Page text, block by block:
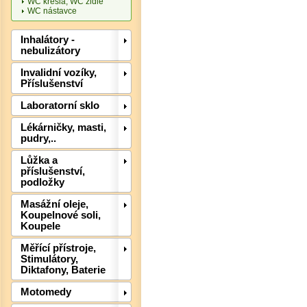
WC nástavce
Inhalátory -
nebulizátory
Invalidní vozíky,
Příslušenství
Laboratorní sklo
Lékárničky, masti,
pudry,..
Lůžka a
příslušenství,
podložky
Masážní oleje,
Koupelnové soli,
Koupele
Měřící přístroje,
Stimulátory,
Diktafony, Baterie
Motomedy